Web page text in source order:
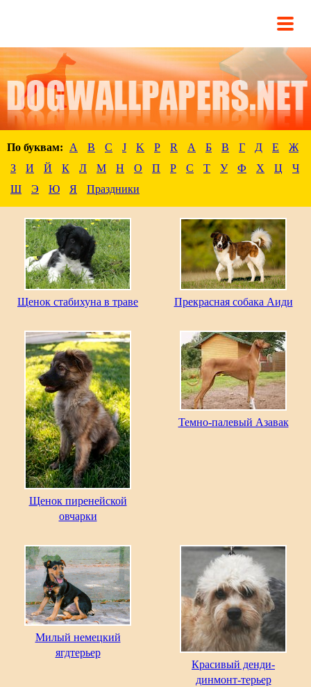
По буквам: A B C J K P R А Б В Г Д Е
Ж
З
И Й К Л М Н О П Р С Т У Ф Х Ц
Ч
Ш
Э Ю Я Праздники
Щенок стабихуна в траве Прекрасная собака Аиди
Щенок пиренейской
овчарки
Темно-палевый Азавак
Милый немецкий
ягдтерьер
Красивый денди-
динмонт-терьер